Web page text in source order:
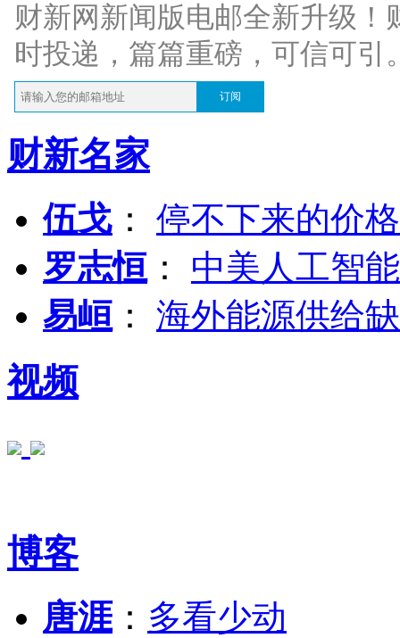
财新网新闻版电邮全新升级
时投递，篇篇重磅，可信可引
订阅
财新名家
伍戈 ： 停不下来的价
罗志恒 ： 中美人工智
易峘 ： 海外能源供给
视频
博客
唐涯： 多看少动